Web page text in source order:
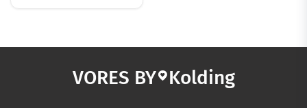
VORES BY Kolding